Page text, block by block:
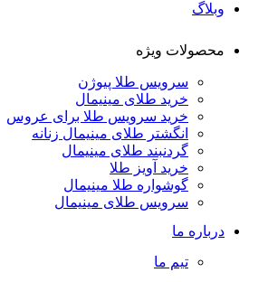
وبلاگ
محصولات ویژه
سرویس طلا پیوژن
خرید طلای مینیمال
خرید سرویس طلا برای عروس
انگشتر طلای مینیمال زنانه
گردنبند طلای مینیمال
خرید آویز طلا
گوشواره طلا مینیمال
سرویس طلای مینیمال
درباره ما
تیم ما